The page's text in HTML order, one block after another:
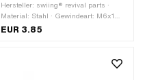
Hersteller: swiing® revival parts ·
Material: Stahl · Gewindeart: M6x1
(Standardgewinde) ·
EUR 3.85